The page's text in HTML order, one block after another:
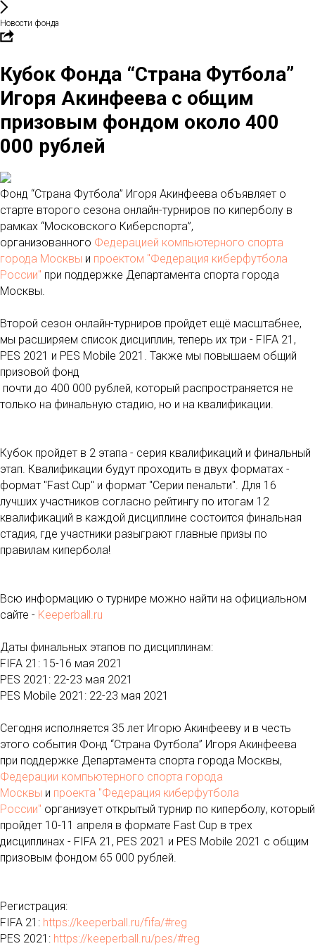
Новости фонда
Кубок Фонда “Страна Футбола”
Игоря Акинфеева с общим
призовым фондом около 400
000 рублей
Фонд “Страна Футбола” Игоря Акинфеева объявляет о
старте второго сезона онлайн-турниров по киперболу в
рамках “Московского Киберспорта”,
организованного Федерацией компьютерного спорта
города Москвы и проектом "Федерация киберфутбола
России" при поддержке Департамента спорта города
Москвы.
Второй сезон онлайн-турниров пройдет ещё масштабнее,
мы расширяем список дисциплин, теперь их три - FIFA 21,
PES 2021 и PES Mobile 2021. Также мы повышаем общий
призовой фонд
почти до 400 000 рублей, который распространяется не
только на финальную стадию, но и на квалификации.
Кубок пройдет в 2 этапа - серия квалификаций и финальный
этап. Квалификации будут проходить в двух форматах -
формат "Fast Cup" и формат "Серии пенальти". Для 16
лучших участников согласно рейтингу по итогам 12
квалификаций в каждой дисциплине состоится финальная
стадия, где участники разыграют главные призы по
правилам кипербола!
Всю информацию о турнире можно найти на официальном
сайте - Keeperball.ru
Даты финальных этапов по дисциплинам:
FIFA 21: 15-16 мая 2021
PES 2021: 22-23 мая 2021
PES Mobile 2021: 22-23 мая 2021
Сегодня исполняется 35 лет Игорю Акинфееву и в честь
этого события Фонд “Страна Футбола” Игоря Акинфеева
при поддержке Департамента спорта города Москвы,
Федерации компьютерного спорта города
Москвы и проекта "Федерация киберфутбола
России" организует открытый турнир по киперболу, который
пройдет 10-11 апреля в формате Fast Cup в трех
дисциплинах - FIFA 21, PES 2021 и PES Mobile 2021 с общим
призовым фондом 65 000 рублей.
Регистрация:
FIFA 21: https://keeperball.ru/fifa/#reg
PES 2021: https://keeperball.ru/pes/#reg